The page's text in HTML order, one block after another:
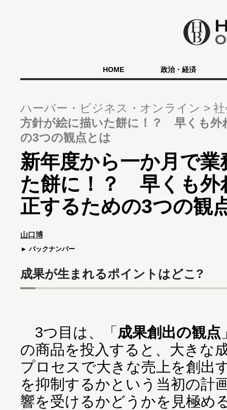
HOME 政治・経済
ハーバー・ビジネス・オンライン
方針が絵に描いた餅に！？ 早くも外
の3つの観点とは
新年度から一か月で
た餅に！？ 早くも外
正するための3つの観
山口博
バックナンバー
成果が生まれるポイントはどこ?
3つ目は、「成果創出の観点
の商品を投入すると、大きな
プロセスで大きな売上を創出
を抑制するかという当初の計
響を受けるかどうかを見極め